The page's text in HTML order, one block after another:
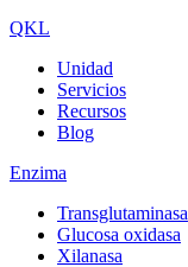
QKL
Unidad
Servicios
Recursos
Blog
Enzima
Transglutaminasa
Glucosa oxidasa
Xilanasa